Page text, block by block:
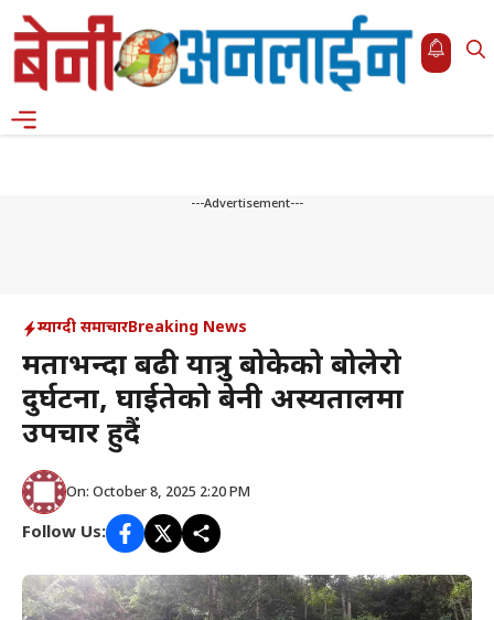
Skip
to
content
---Advertisement---
म्याग्दी समाचारBreaking News
क्षमताभन्दा बढी यात्रु बोकेको बोलेरो
दुर्घटना, घाईतेको बेनी अस्यतालमा
उपचार हुदैं
On: October 8, 2025 2:20 PM
Follow Us: